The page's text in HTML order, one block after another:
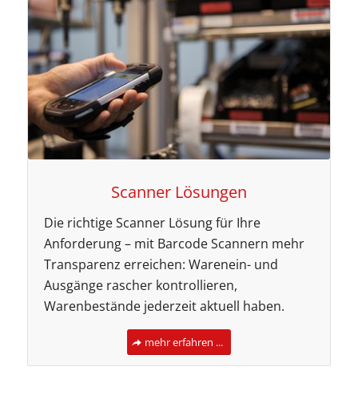
Scanner Lösungen
Die richtige Scanner Lösung für Ihre
Anforderung – mit Barcode Scannern mehr
Transparenz erreichen: Warenein- und
Ausgänge rascher kontrollieren,
Warenbestände jederzeit aktuell haben.
mehr erfahren ...